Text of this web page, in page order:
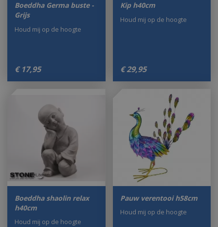
Boeddha Germa buste -
Grijs
€ 17,95
Houd mij op de hoogte
Kip h40cm
€ 29,95
Houd mij op de hoogte
Boeddha shaolin relax
h40cm
Houd mij op de hoogte
Pauw verentooi h58cm
Houd mij op de hoogte